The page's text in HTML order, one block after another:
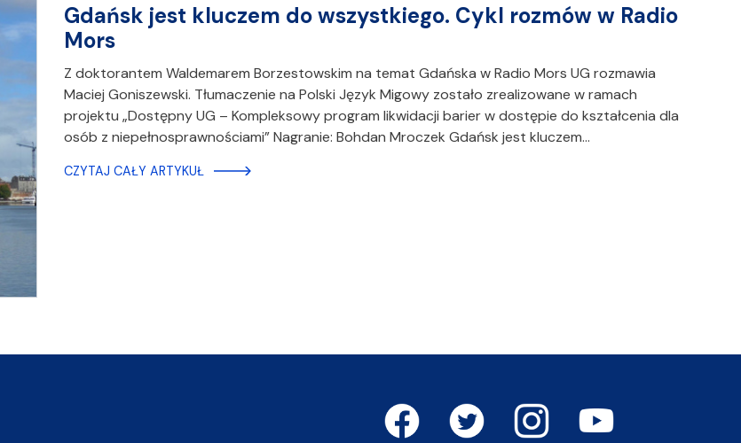
Gdańsk jest kluczem do wszystkiego. Cykl rozmów w Radio
Mors
Z doktorantem Waldemarem Borzestowskim na temat Gdańska w Radio Mors UG rozmawia
Maciej Goniszewski. Tłumaczenie na Polski Język Migowy zostało zrealizowane w ramach
projektu „Dostępny UG – Kompleksowy program likwidacji barier w dostępie do kształcenia dla
osób z niepełnosprawnościami” Nagranie: Bohdan Mroczek Gdańsk jest kluczem…
CZYTAJ CAŁY ARTYKUŁ